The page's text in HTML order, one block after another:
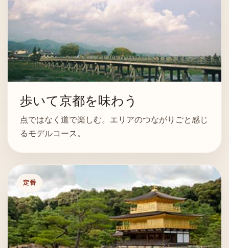
歩いて京都を味わう
点ではなく道で楽しむ。エリアのつながりごと感じ
るモデルコース。
定番